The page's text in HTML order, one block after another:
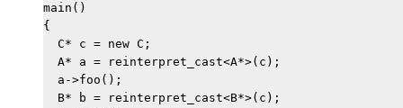
main()
{
  C* c = new C;
  A* a = reinterpret_cast<A*>(c);
  a->foo();
  B* b = reinterpret_cast<B*>(c);